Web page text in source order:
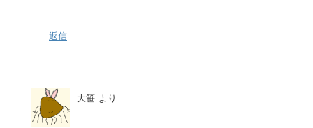
返信
大笹 より: